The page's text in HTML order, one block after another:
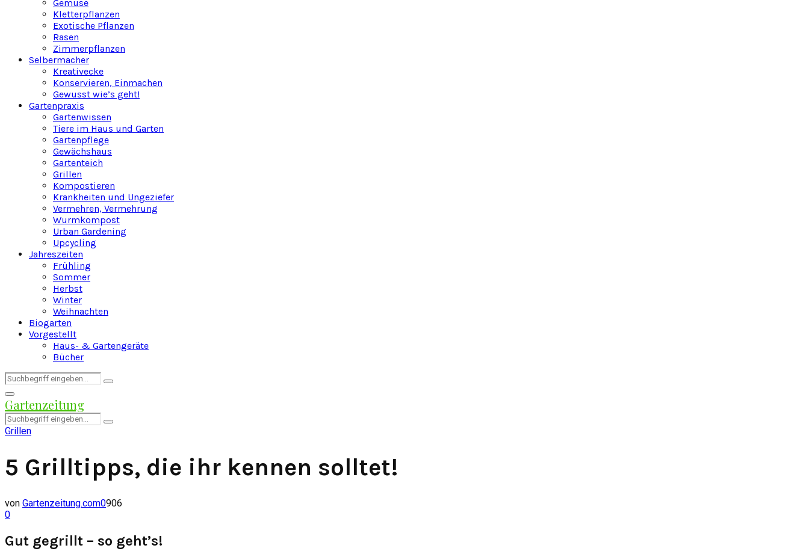
Gemüse
Kletterpflanzen
Exotische Pflanzen
Rasen
Zimmerpflanzen
Selbermacher
Kreativecke
Konservieren, Einmachen
Gewusst wie’s geht!
Gartenpraxis
Gartenwissen
Tiere im Haus und Garten
Gartenpflege
Gewächshaus
Gartenteich
Grillen
Kompostieren
Krankheiten und Ungeziefer
Vermehren, Vermehrung
Wurmkompost
Urban Gardening
Upcycling
Jahreszeiten
Frühling
Sommer
Herbst
Winter
Weihnachten
Biogarten
Vorgestellt
Haus- & Gartengeräte
Bücher
Search
for:
Search
Facebook
Twitter
Instagram
Pinterest
Youtube
Snapchat
Primary
Menu
Gartenzeitung
Search
for:
Search
Grillen
5 Grilltipps, die ihr kennen solltet!
von Gartenzeitung.com0906
0
Gut gegrillt – so geht’s!